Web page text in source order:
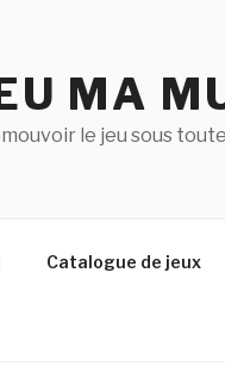
MA
le jeu sous
Catalogue de jeux